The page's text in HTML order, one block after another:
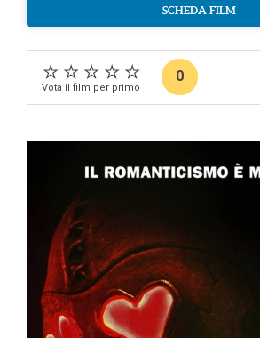
SCHEDA FILM
Vota il film per primo
0